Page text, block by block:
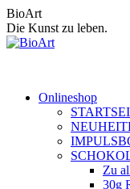
Zum
Inhalt
springen
BioArt
Die Kunst zu leben.
Onlineshop
Zu
30g